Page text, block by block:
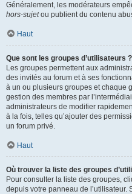
Généralement, les modérateurs
hors-sujetou publient du contenu
Haut
Que sont les groupes d’utilisateurs ?
Les groupes permettent aux
des invités au forum et à ses
à un ou plusieurs groupes et chaque
gestion des membres par
administrateurs de modifier
à la fois, telles qu’ajouter des
un forum privé.
Haut
Où trouver la liste des groupes
Pour consulter la liste des groupes,
depuis votre panneau de